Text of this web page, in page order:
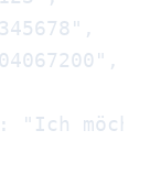
"Ich